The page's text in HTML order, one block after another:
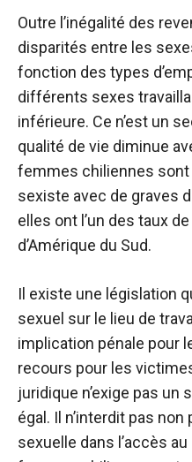
Outre l’inégalité des
disparités entre les
fonction des types
différents sexes
inférieure. Ce n’est un
qualité de vie diminue
femmes chiliennes
sexiste avec de graves
elles ont l’un des taux
d’Amérique du Sud.
Il existe une législation
sexuel sur le lieu de
implication pénale pour
recours pour les
juridique n’exige pas un
égal. Il n’interdit pas
sexuelle dans l’accès